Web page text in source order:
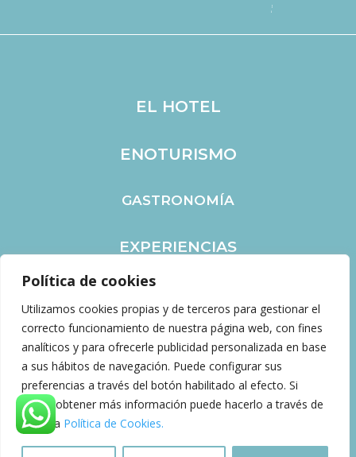
Política de cookies
Utilizamos cookies propias y de terceros para gestionar el
correcto funcionamiento de nuestra página web, con fines
analíticos y para ofrecerle publicidad personalizada en base
a sus hábitos de navegación. Puede configurar sus
preferencias a través del botón habilitado al efecto. Si
desea obtener más información puede hacerlo a través de
nuestra Política de Cookies.
EL HOTEL
ENOTURISMO
GASTRONOMÍA
EXPERIENCIAS
CONTACTO
Web creada y gestionada porSocialTur |
Marketing Hotelero